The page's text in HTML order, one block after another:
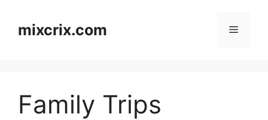
contentmixcrix.com Menu
Family Trips